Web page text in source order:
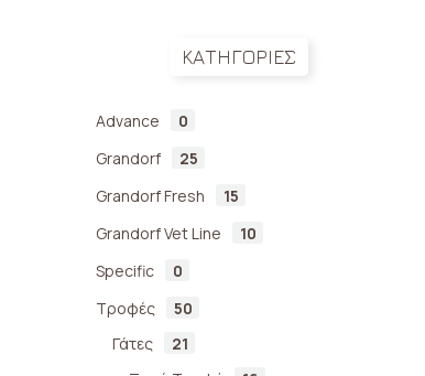
ΚΑΤΗΓΟΡΙΕΣ
Advance
0
Grandorf
25
Grandorf Fresh
15
Grandorf Vet Line
10
Specific
0
Τροφές
50
Γάτες
21